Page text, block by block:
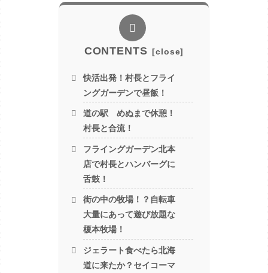
CONTENTS
快活出発！村長とフライ
ングガーデンで昼飯！
道の駅 めぬまで休憩！
村長と合流！
フライングガーデン北本
店で村長とハンバーグに
舌鼓！
街の中の牧場！？自転車
大量にあって遊び放題な
榎本牧場！
ジェラート食べたら北海
道に来たか？セイコーマ